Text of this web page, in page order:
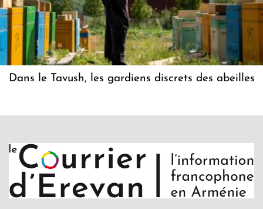
Dans le Tavush, les gardiens discrets des abeilles